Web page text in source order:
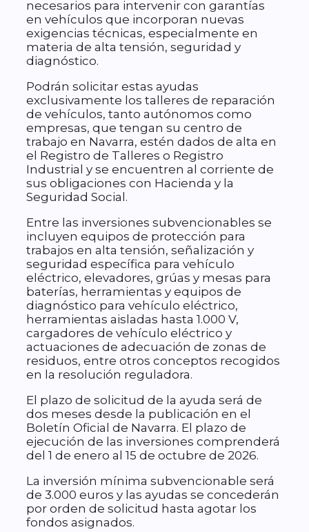
necesarios para intervenir con garantías
en vehículos que incorporan nuevas
exigencias técnicas, especialmente en
materia de alta tensión, seguridad y
diagnóstico.
Podrán solicitar estas ayudas
exclusivamente los talleres de reparación
de vehículos, tanto autónomos como
empresas, que tengan su centro de
trabajo en Navarra, estén dados de alta en
el Registro de Talleres o Registro
Industrial y se encuentren al corriente de
sus obligaciones con Hacienda y la
Seguridad Social.
Entre las inversiones subvencionables se
incluyen equipos de protección para
trabajos en alta tensión, señalización y
seguridad específica para vehículo
eléctrico, elevadores, grúas y mesas para
baterías, herramientas y equipos de
diagnóstico para vehículo eléctrico,
herramientas aisladas hasta 1.000 V,
cargadores de vehículo eléctrico y
actuaciones de adecuación de zonas de
residuos, entre otros conceptos recogidos
en la resolución reguladora.
El plazo de solicitud de la ayuda será de
dos meses desde la publicación en el
Boletín Oficial de Navarra. El plazo de
ejecución de las inversiones comprenderá
del 1 de enero al 15 de octubre de 2026.
La inversión mínima subvencionable será
de 3.000 euros y las ayudas se concederán
por orden de solicitud hasta agotar los
fondos asignados.